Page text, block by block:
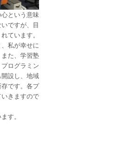
という意味
ですが、目
ています。
私が幸せに
た、学習塾
ログラミン
設し、地域
です。各プ
きますので
す。